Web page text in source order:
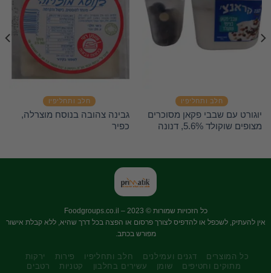
חלב ותחליפיו
יוגורט עם שבבי פקאן מסוכרים
מצופים שוקולד 5.6%, דנונה
חלב ותחליפיו
גבינה צהובה בנוסח מוצרלה,
כפיר
כל הזכויות שמורות © 2023 –
Foodgroups.co.il
אין להעתיק, לשכפל או להדפיס לצורך פרסום או הפצה בכל דרך שהיא, ללא קבלת אישור
מפורש בכתב.
כל המוצרים דגנים ועמילנים חלב ותחליפיו פירות
ירקות
מתוקים וחטיפים
שומן עשירים בחלבון קטניות רטבים